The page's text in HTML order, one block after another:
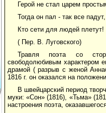
Герой не стал царем
Тогда он пал - так все падут,
Кто сети для людей плетут!
( Пер. В. Луговского)
Травля поэта со
свободолюбивым характером
драмой ( разрыв с женой
1816 г. он оказался на
В швейцарский период
муки: «Сон» (1816), «Тьма»
настроения поэта,